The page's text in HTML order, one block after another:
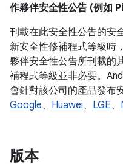
作夥伴安全性公告 (例如
刊載在此安全性公告的安
新安全性修補程式等級時
夥伴安全性公告所刊載的
補程式等級並非必要。
會針對該公司的產品發布
Google、 Huawei、 LGE、
版本